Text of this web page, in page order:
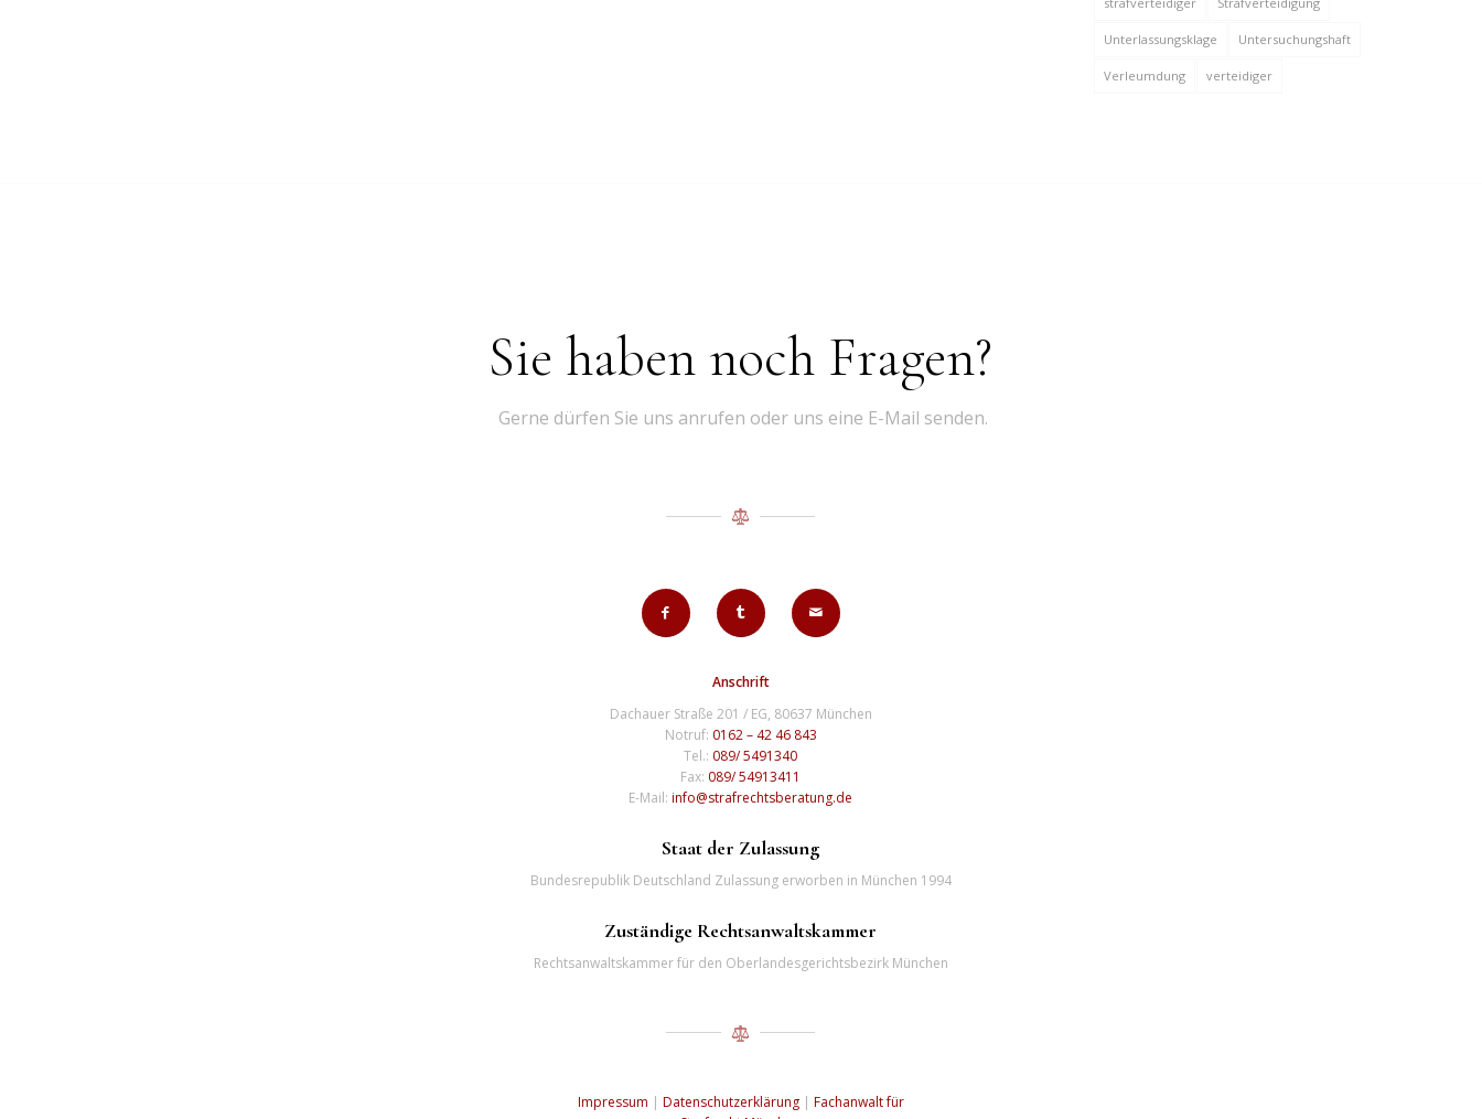
Unterlassungsklage Untersuchungshaft
Verleumdung verteidiger
Sie haben noch Fragen?
Gerne dürfen Sie uns anrufen oder uns eine E-Mail senden.
Anschrift
Dachauer Straße 201 / EG, 80637 München
Notruf: 0162 – 42 46 843
Tel.: 089/ 5491340
Fax: 089/ 54913411
E-Mail:info@strafrechtsberatung.de
Staat der Zulassung
Bundesrepublik Deutschland Zulassung erworben in München 1994
Zuständige Rechtsanwaltskammer
Rechtsanwaltskammer für den Oberlandesgerichtsbezirk München
Impressum | Datenschutzerklärung| Fachanwalt für